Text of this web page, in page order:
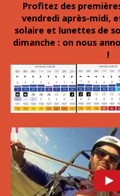
Profitez des
vendredi après-midi,
solaire et lunettes de
dimanche : on nous
!